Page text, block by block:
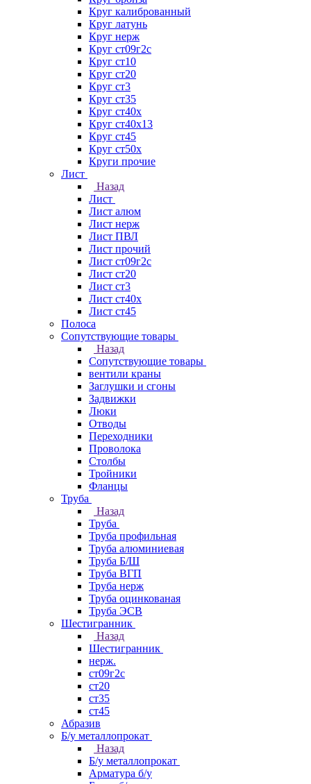
Круг калиброванный
Круг латунь
Круг нерж
Круг ст09г2с
Круг ст10
Круг ст20
Круг ст3
Круг ст35
Круг ст40х
Круг ст40х13
Круг ст45
Круг ст50х
Круги прочие
Лист
Назад
Лист
Лист алюм
Лист нерж
Лист ПВЛ
Лист прочий
Лист ст09г2с
Лист ст20
Лист ст3
Лист ст40х
Лист ст45
Полоса
Сопутствующие товары
Назад
Сопутствующие товары
вентили краны
Заглушки и сгоны
Задвижки
Люки
Отводы
Переходники
Проволока
Столбы
Тройники
Фланцы
Труба
Назад
Труба
Труба профильная
Труба алюминиевая
Труба Б/Ш
Труба ВГП
Труба нерж
Труба оцинкованая
Труба ЭСВ
Шестигранник
Назад
Шестигранник
нерж.
ст09г2с
ст20
ст35
ст45
Абразив
Б/у металлопрокат
Назад
Б/у металлопрокат
Арматура б/у